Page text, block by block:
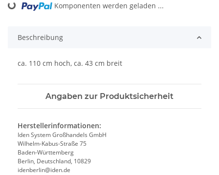
Komponenten werden geladen ...
Beschreibung
ca. 110 cm hoch, ca. 43 cm breit
Angaben zur Produktsicherheit
Herstellerinformationen:
Iden System Großhandels GmbH
Wilhelm-Kabus-Straße 75
Baden-Württemberg
Berlin, Deutschland, 10829
idenberlin@iden.de